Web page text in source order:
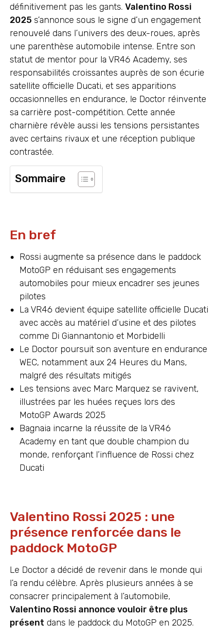
définitivement pas les gants. Valentino Rossi
2025 s’annonce sous le signe d’un engagement
renouvelé dans l’univers des deux-roues, après
une parenthèse automobile intense. Entre son
statut de mentor pour la VR46 Academy, ses
responsabilités croissantes auprès de son écurie
satellite officielle Ducati, et ses apparitions
occasionnelles en endurance, le Doctor réinvente
sa carrière post-compétition. Cette année
charnière révèle aussi les tensions persistantes
avec certains rivaux et une réception publique
contrastée.
Sommaire
En bref
Rossi augmente sa présence dans le paddock
MotoGP en réduisant ses engagements
automobiles pour mieux encadrer ses jeunes
pilotes
La VR46 devient équipe satellite officielle Ducati
avec accès au matériel d’usine et des pilotes
comme Di Giannantonio et Morbidelli
Le Doctor poursuit son aventure en endurance
WEC, notamment aux 24 Heures du Mans,
malgré des résultats mitigés
Les tensions avec Marc Marquez se ravivent,
illustrées par les huées reçues lors des
MotoGP Awards 2025
Bagnaia incarne la réussite de la VR46
Academy en tant que double champion du
monde, renforçant l’influence de Rossi chez
Ducati
Valentino Rossi 2025 : une
présence renforcée dans le
paddock MotoGP
Le Doctor a décidé de revenir dans le monde qui
l’a rendu célèbre. Après plusieurs années à se
consacrer principalement à l’automobile,
Valentino Rossi annonce vouloir être plus
présent dans le paddock du MotoGP en 2025.